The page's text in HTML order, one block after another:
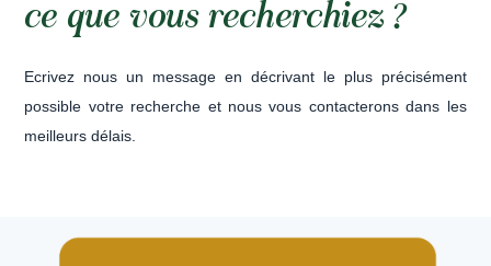
ce que vous recherchiez ?
Ecrivez nous un message en décrivant le plus précisément
possible votre recherche et nous vous contacterons dans les
meilleurs délais.